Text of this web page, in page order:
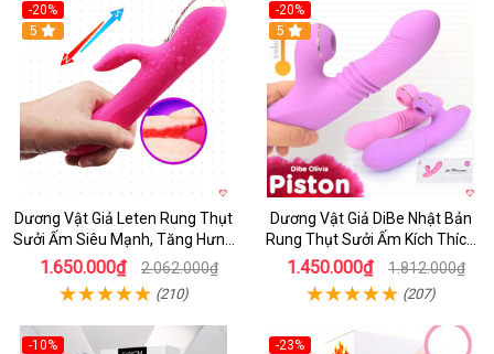
-20%
5
Dương Vật Giả Leten Rung Thụt
Sưởi Ấm Siêu Mạnh, Tăng Hưng
Phấn
1.650.000₫ 2.062.000₫
(210)
-20%
5
Dương Vật Giả DiBe Nhật Bản
Rung Thụt Sưởi Ấm Kích Thích
Nữ
1.450.000₫ 1.812.000₫
(207)
-10%
-23%